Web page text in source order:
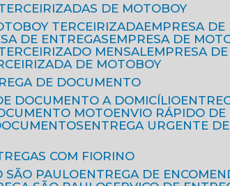
TERCEIRIZADAS DE MOTOBOY
TERCEIRIZADA
EMPRESA
DE ENTREGAS
EMPRESA DE
TERCEIRIZADO MENSAL
EMPRESA
DE MOTOBOY
DE DOCUMENTO
DOCUMENTO A DOMICÍLIO
MOTO
ENVIO RÁPIDO
ENTREGA URGENTE
COM FIORINO
SÃO PAULO
ENTREGA DE